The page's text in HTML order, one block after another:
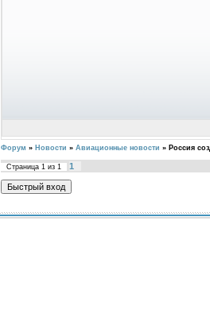
Форум » Новости » Авиационные новости » Россия
Страница 1 из 1 1